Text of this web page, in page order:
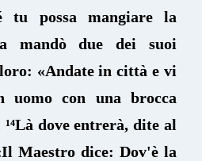
tu possa mangiare la
mandò due dei suoi
«Andate in città e vi
uomo con una brocca
dove entrerà, dite al
Maestro dice: Dov'è la